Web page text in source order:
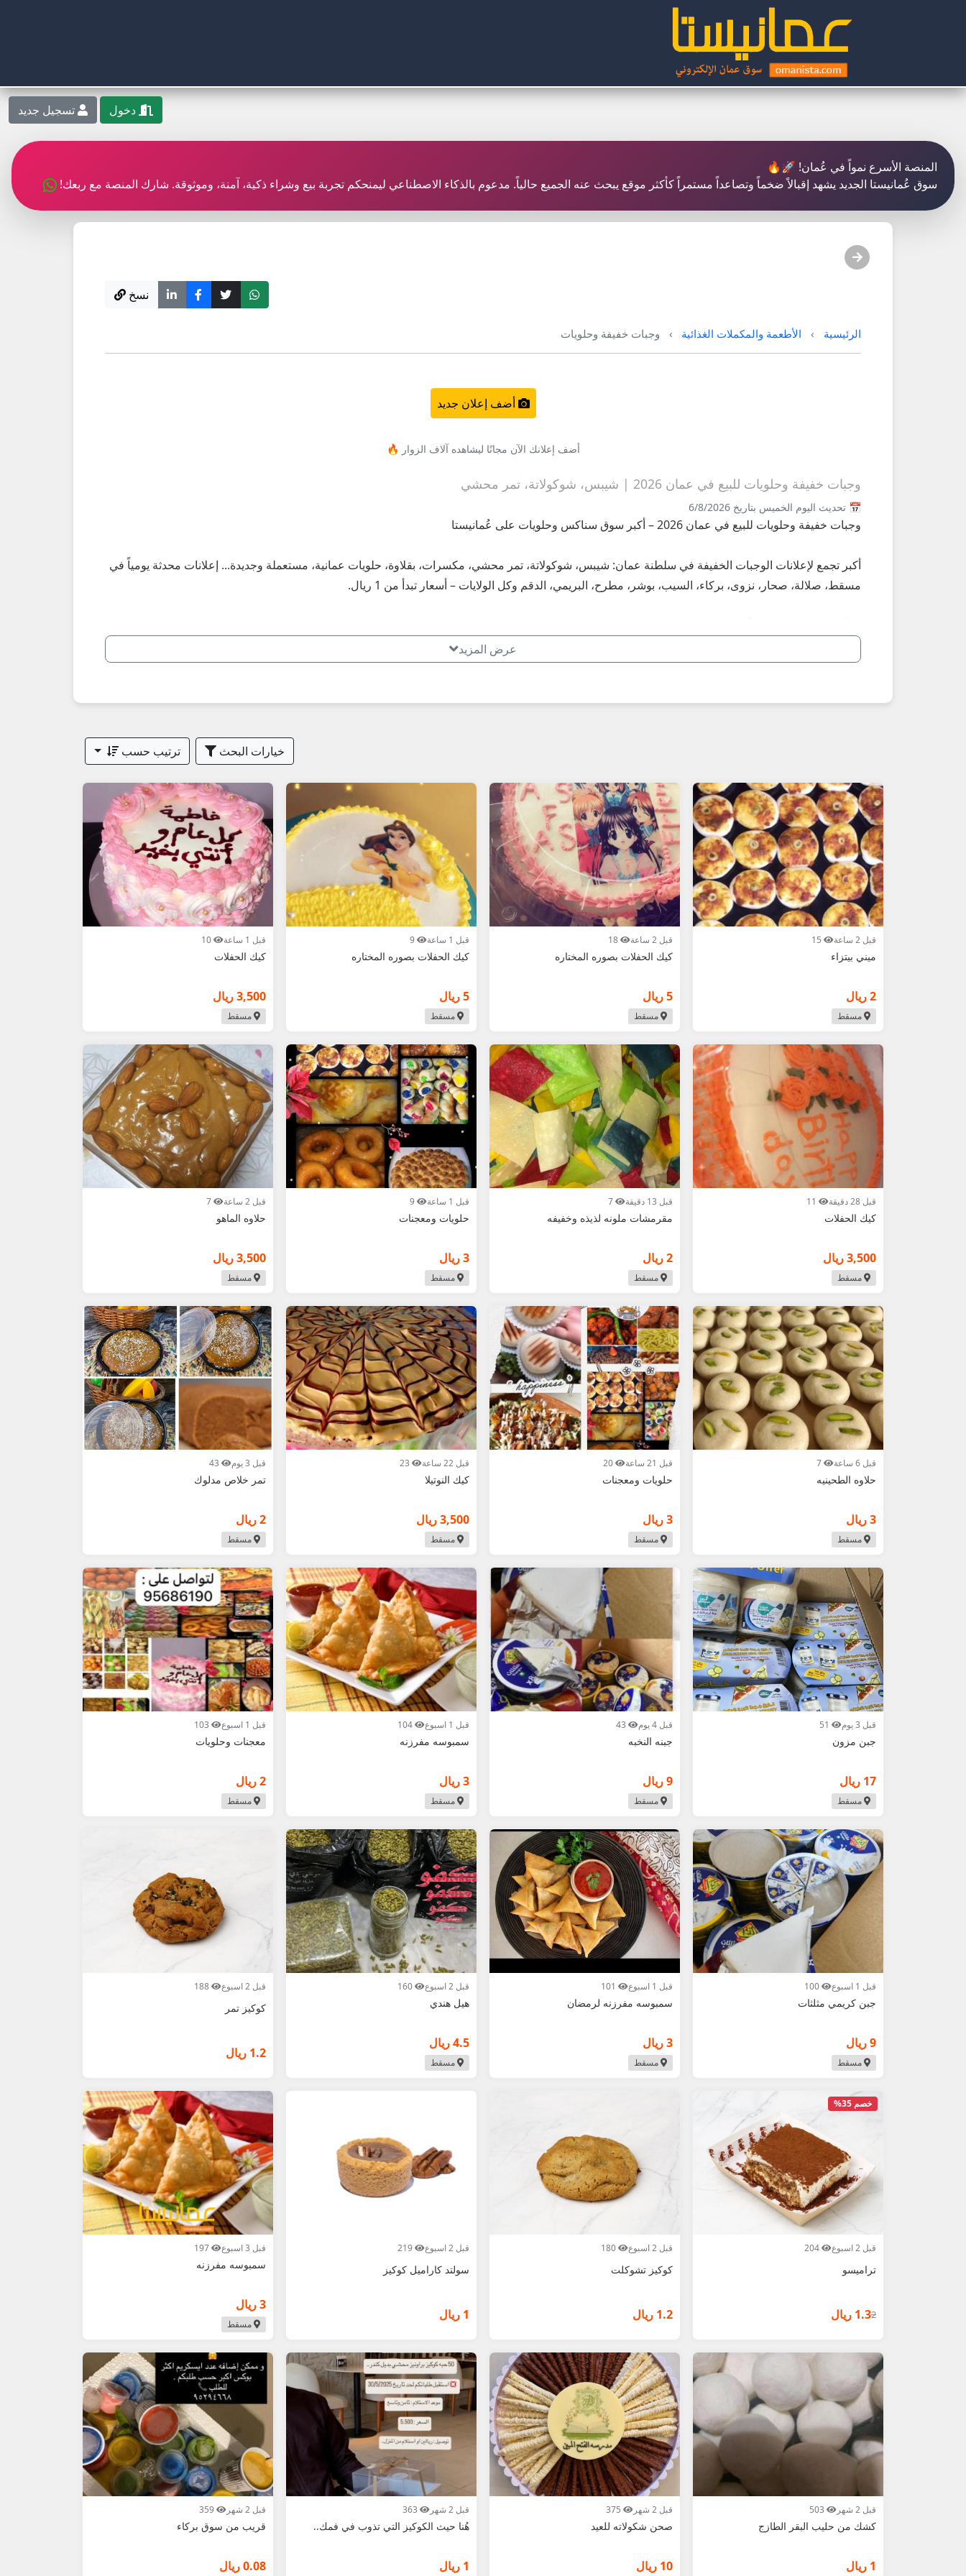
دخول تسجيل جديد
المنصة الأسرع نمواً في عُمان! 🚀🔥
سوق عُمانيستا الجديد يشهد إقبالاً ضخماً وتصاعداً مستمراً كأكثر موقع يبحث عنه الجميع حالياً. مدعوم بالذكاء الاصطناعي ليمنحكم تجربة بيع وشراء ذكية، آمنة، وموثوقة. شارك المنصة مع ربعك!
نسخ
الرئيسية الأطعمة والمكملات الغذائية وجبات خفيفة وحلويات
أضف إعلان جديد
أضف إعلانك الآن مجانًا ليشاهده آلاف الزوار 🔥
وجبات خفيفة وحلويات للبيع في عمان 2026 | شيبس، شوكولاتة، تمر محشي
📅 تحديث اليوم الخميس بتاريخ 6/8/2026
وجبات خفيفة وحلويات للبيع في عمان 2026 – أكبر سوق سناكس وحلويات على عُمانيستا
أكبر تجمع لإعلانات الوجبات الخفيفة في سلطنة عمان: شيبس، شوكولاتة، تمر محشي، مكسرات، بقلاوة، حلويات عمانية، مستعملة وجديدة... إعلانات محدثة يومياً في
مسقط، صلالة، صحار، نزوى، بركاء، السيب، بوشر، مطرح، البريمي، الدقم وكل الولايات – أسعار تبدأ من 1 ريال.
- شيبس ومكسرات
- تمر محشي وحلويات عمانية
3. قارن الأسعار: مسقط أغلى، بينما المناطق الأخرى أرخص نسبياً.
4. ابحث عن "رخيص"، "جديد" أو "عماني".
5. للشراء الآمن: اطلب فاتورة، تحقق من الصلاحية، ادفع بعد التأكد.
أضف إعلان وجباتك الخفيفة الآن مجاناً – وبِعها بسرعة! عُمانيستا... سوق الوجبات الخفيفة والحلويات الأول في عمان.
عرض المزيد
خيارات البحث ترتيب حسب
قبل 2 ساعة
ميني بيتزاء
2 ريال
مسقط
قبل 2 ساعة
كيك الحفلات بصوره المختاره
5 ريال
مسقط
قبل 1 ساعة
كيك الحفلات بصوره المختاره
5 ريال
مسقط
قبل 1 ساعة
كيك الحفلات
3,500 ريال
مسقط
قبل 28 دقيقة
كيك الحفلات
3,500 ريال
مسقط
قبل 13 دقيقة
مقرمشات ملونه لذيذه وخفيفه
2 ريال
مسقط
قبل 1 ساعة
حلويات ومعجنات
3 ريال
مسقط
قبل 2 ساعة
حلاوه الماهو
3,500 ريال
مسقط
قبل 6 ساعة
حلاوه الطحينيه
3 ريال
مسقط
قبل 21 ساعة
حلويات ومعجنات
3 ريال
مسقط
قبل 22 ساعة
كيك النوتيلا
3,500 ريال
مسقط
قبل 3 يوم
تمر خلاص مدلوك
2 ريال
مسقط
قبل 3 يوم
جبن مزون
17 ريال
مسقط
قبل 4 يوم
جبنه النخبه
9 ريال
مسقط
قبل 1 اسبوع
سمبوسه مفرزنه
3 ريال
مسقط
قبل 1 اسبوع
معجنات وحلويات
2 ريال
مسقط
قبل 1 اسبوع
جبن كريمي مثلثات
9 ريال
مسقط
قبل 1 اسبوع
سمبوسه مفرزنه لرمضان
3 ريال
مسقط
قبل 2 اسبوع
هيل هندي
4.5 ريال
مسقط
قبل 2 اسبوع
كوكيز تمر
1.2 ريال
قبل 2 اسبوع
تراميسو
21.3 ريال
خصم 35%
قبل 2 اسبوع
كوكيز تشوكلت
1.2 ريال
قبل 2 اسبوع
سولتد كاراميل كوكيز
1 ريال
قبل 3 اسبوع
سمبوسه مفرزنه
3 ريال
مسقط
قبل 2 شهر
كشك من حليب البقر الطازج
1 ريال
قبل 2 شهر
صحن شكولاته للعيد
10 ريال
قبل 2 شهر
هُنا حيث الكوكيز التي تذوب في فمك..
1 ريال
قبل 2 شهر
قريب من سوق بركاء
0.08 ريال